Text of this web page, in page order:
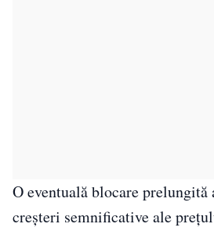
O eventuală blocare prelungită
creşteri semnificative ale